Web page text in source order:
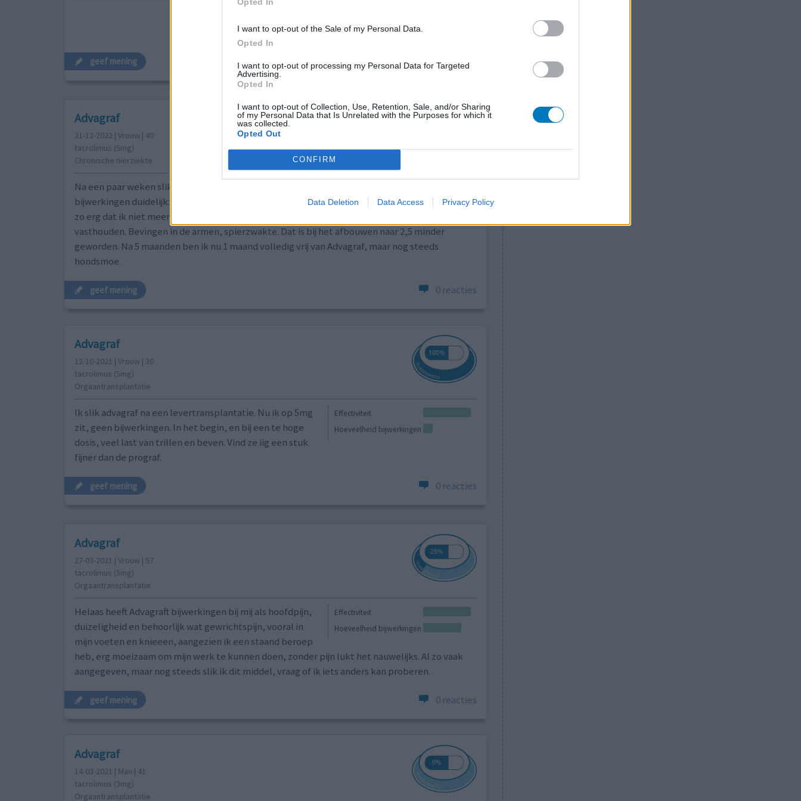
I want to opt-out of the Sale of my Personal Data.
Opted In
I want to opt-out of processing my Personal Data for Targeted
Advertising.
Opted In
I want to opt-out of Collection, Use, Retention, Sale, and/or Sharing
of my Personal Data that Is Unrelated with the Purposes for which it
was collected.
Opted Out
CONFIRM
Data Deletion Data Access Privacy Policy
Hoeveelheid bijwerkingen
geef mening 0 reacties
Advagraf
31-12-2022 | Vrouw | 40
tacrolimus (5mg)
Chronische nierziekte
Hoeveelheid bijwerkingen
Na een paar weken slikken werd de ernst vd
bijwerkingen duidelijk: ernstige krampen in de vingers,
zo erg dat ik niet meer kon koken of dingen kon
vasthouden. Bevingen in de armen, spierzwakte. Dat is bij het afbouwen naar 2,5 minder
geworden. Na 5 maanden ben ik nu 1 maand volledig vrij van Advagraf, maar nog steeds
hondsmoe.
geef mening 0 reacties
Advagraf
12-10-2021 | Vrouw | 30
tacrolimus (5mg)
Orgaantransplantatie
Effectiviteit
Hoeveelheid bijwerkingen
Ik slik advagraf na een levertransplantatie. Nu ik op 5mg
zit, geen bijwerkingen. In het begin, en bij een te hoge
dosis, veel last van trillen en beven. Vind ze iig een stuk
fijner dan de prograf.
geef mening 0 reacties
Advagraf
27-03-2021 | Vrouw | 57
tacrolimus (5mg)
Orgaantransplantatie
Effectiviteit
Hoeveelheid bijwerkingen
Helaas heeft Advagraft bijwerkingen bij mij als hoofdpijn,
duizeligheid en behoorlijk wat gewrichtspijn, vooral in
mijn voeten en knieeen, aangezien ik een staand beroep
heb, erg moeizaam om mijn werk te kunnen doen, zonder pijn lukt het nauwelijks. Al zo vaak
aangegeven, maar nog steeds slik ik dit middel, vraag of ik iets anders kan proberen.
geef mening 0 reacties
Advagraf
14-03-2021 | Man | 41
tacrolimus (3mg)
Orgaantransplantatie